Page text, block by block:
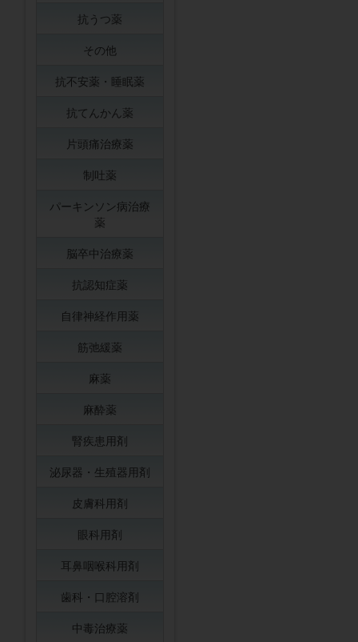
抗うつ薬
その他
抗不安薬・睡眠薬
抗てんかん薬
片頭痛治療薬
制吐薬
パーキンソン病治療
薬
脳卒中治療薬
抗認知症薬
自律神経作用薬
筋弛緩薬
麻薬
麻酔薬
腎疾患用剤
泌尿器・生殖器用剤
皮膚科用剤
眼科用剤
耳鼻咽喉科用剤
歯科・口腔溶剤
中毒治療薬